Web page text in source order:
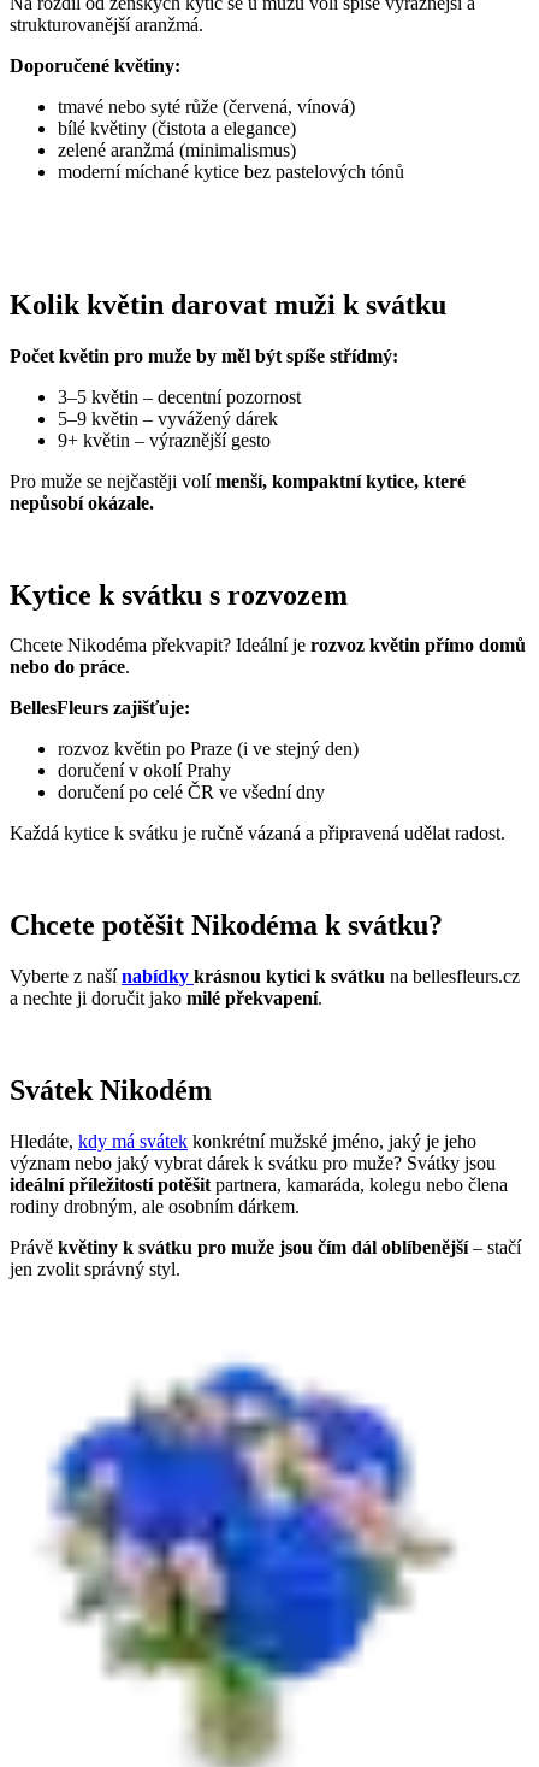
strukturovanější aranžmá.
Doporučené květiny:
tmavé nebo syté růže (červená, vínová)
bílé květiny (čistota a elegance)
zelené aranžmá (minimalismus)
moderní míchané kytice bez pastelových tónů
Kolik květin darovat muži k svátku
Počet květin pro muže by měl být spíše střídmý:
3–5 květin – decentní pozornost
5–9 květin – vyvážený dárek
9+ květin – výraznější gesto
Pro muže se nejčastěji volímenší, kompaktní kytice, které
nepůsobí okázale.
Kytice k svátku s rozvozem
Chcete Nikodéma překvapit? Ideální je rozvoz květin přímo domů
nebo do práce.
BellesFleurs zajišťuje:
rozvoz květin po Praze (i ve stejný den)
doručení v okolí Prahy
doručení po celé ČR ve všední dny
Každá kytice k svátku je ručně vázaná a připravená udělat radost.
Chcete potěšit Nikodéma k svátku?
Vyberte z našínabídky krásnou kytici k svátku na bellesfleurs.cz
a nechte ji doručit jako milé překvapení.
Svátek Nikodém
Hledáte, kdy má svátek konkrétní mužské jméno, jaký je jeho
význam nebo jaký vybrat dárek k svátku pro muže? Svátky jsou
ideální příležitostí potěšit partnera, kamaráda, kolegu nebo člena
rodiny drobným, ale osobním dárkem.
Právě květiny k svátku pro muže jsou čím dál oblíbenější– stačí
jen zvolit správný styl.